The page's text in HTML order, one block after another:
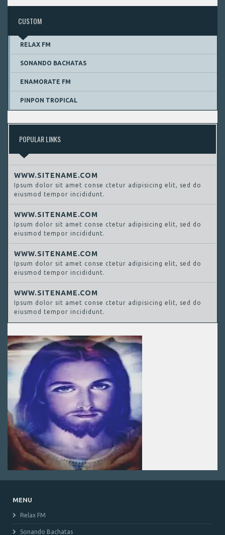
CUSTOM
RELAX FM
SONANDO BACHATAS
ENAMORATE FM
PINPON TROPICAL
POPULAR LINKS
WWW.SITENAME.COM
Ipsum dolor sit amet conse ctetur adipisicing elit, sed do
eiusmod tempor incididunt.
WWW.SITENAME.COM
Ipsum dolor sit amet conse ctetur adipisicing elit, sed do
eiusmod tempor incididunt.
WWW.SITENAME.COM
Ipsum dolor sit amet conse ctetur adipisicing elit, sed do
eiusmod tempor incididunt.
WWW.SITENAME.COM
Ipsum dolor sit amet conse ctetur adipisicing elit, sed do
eiusmod tempor incididunt.
MENU
Relax FM
Sonando Bachatas